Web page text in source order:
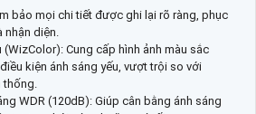
bảo mọi chi tiết được ghi lại rõ ràng, phục
nhận diện.
Cung cấp hình ảnh màu sắc
kiện ánh sáng yếu, vượt trội so với
thống.
WDR (120dB): Giúp cân bằng ánh sáng